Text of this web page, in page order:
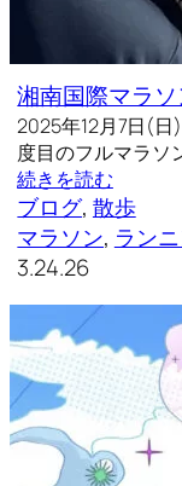
湘南国際マラ
2025年12月7日(
度目のフルマラソ
続きを読む
ブログ, 散歩
マラソン, ラン
3.24.26